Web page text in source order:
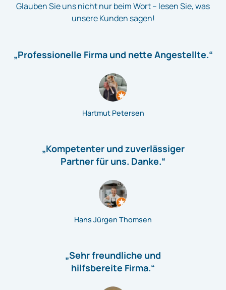
Glauben Sie uns nicht nur beim Wort – lesen Sie, was
unsere Kunden sagen!
„Professionelle Firma und nette Angestellte.“
Hartmut Petersen
„Kompetenter und zuverlässiger
Partner für uns. Danke.“
Hans Jürgen Thomsen
„Sehr freundliche und
hilfsbereite Firma.“